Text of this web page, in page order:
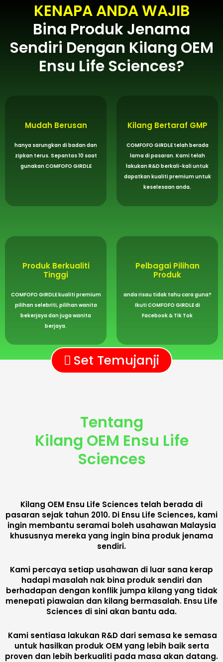
KENAPA ANDA WAJIB
Bina Produk Jenama
Sendiri Dengan Kilang OEM
Ensu Life Sciences?
Mudah Berusan
hanya sarungkan di badan dan
zipkan terus. Sepantas 10 saat
gunakan COMFOFO GIRDLE
Kilang Bertaraf GMP
COMFOFO GIRDLE telah berada
lama di pasaran. Kami telah
lakukan R&D berkali-kali untuk
dapatkan kualiti premium untuk
keselesaan anda.
Produk Berkualiti
Tinggi
COMFOFO GIRDLE kualiti premium
pilihan selebriti, pilihan wanita
bekerjaya dan juga wanita
berjaya.
Pelbagai Pilihan
Produk
anda risau tidak tahu cara guna?
Ikuti COMFOFO GIRDLE di
Facebook & Tik Tok
Set Temujanji
Tentang
Kilang OEM Ensu Life
Sciences
Kilang OEM Ensu Life Sciences telah berada di
pasaran sejak tahun 2010. Di Ensu Life Sciences, kami
ingin membantu seramai boleh usahawan Malaysia
khususnya mereka yang ingin bina produk jenama
sendiri.
Kami percaya setiap usahawan di luar sana kerap
hadapi masalah nak bina produk sendiri dan
berhadapan dengan konflik jumpa kilang yang tidak
menepati piawaian dan kilang bermasalah. Ensu Life
Sciences di sini akan bantu ada.
Kami sentiasa lakukan R&D dari semasa ke semasa
untuk hasilkan produk OEM yang lebih baik serta
proven dan lebih berkualiti pada masa akan datang.